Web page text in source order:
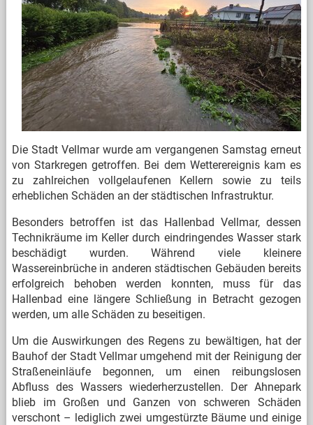
Die Stadt Vellmar wurde am vergangenen Samstag erneut
von Starkregen getroffen. Bei dem Wetterereignis kam es
zu zahlreichen vollgelaufenen Kellern sowie zu teils
erheblichen Schäden an der städtischen Infrastruktur.
Besonders betroffen ist das Hallenbad Vellmar, dessen
Technikräume im Keller durch eindringendes Wasser stark
beschädigt wurden. Während viele kleinere
Wassereinbrüche in anderen städtischen Gebäuden bereits
erfolgreich behoben werden konnten, muss für das
Hallenbad eine längere Schließung in Betracht gezogen
werden, um alle Schäden zu beseitigen.
Um die Auswirkungen des Regens zu bewältigen, hat der
Bauhof der Stadt Vellmar umgehend mit der Reinigung der
Straßeneinläufe begonnen, um einen reibungslosen
Abfluss des Wassers wiederherzustellen. Der Ahnepark
blieb im Großen und Ganzen von schweren Schäden
verschont – lediglich zwei umgestürzte Bäume und einige